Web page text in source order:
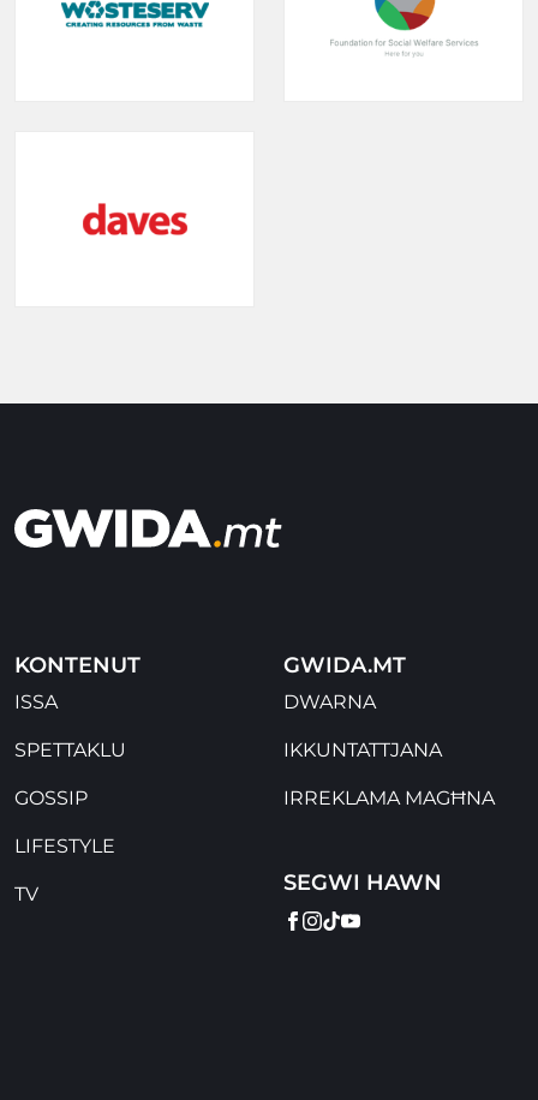
KONTENUT
ISSA
SPETTAKLU
GOSSIP
LIFESTYLE
TV
GWIDA.MT
DWARNA
IKKUNTATTJANA
IRREKLAMA MAGĦNA
SEGWI HAWN
FACEBOOK
INSTAGRAM
TIKTOK
YOUTUBE